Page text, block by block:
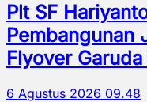
Plt SF
Pembangunan
Flyover
6 Agustus 2026 09.48